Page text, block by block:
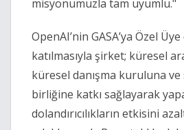
misyonumuzla tam uyumlu."
OpenAI’nin GASA’ya Özel
katılmasıyla şirket; küresel
küresel danışma kuruluna
birliğine katkı sağlayarak
dolandırıcılıkların etkisini